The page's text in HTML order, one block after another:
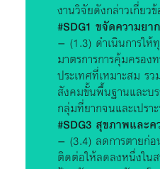
งานวิจัยดังกล่าวเกี่ยว
#SDG1 ขจัดความยา
– (1.3) ดำเนินการให้
มาตรการการคุ้มครอง
ประเทศที่เหมาะสม ร
สังคมขั้นพื้นฐานและบ
กลุ่มที่ยากจนและเปร
#SDG3 สุขภาพและ
– (3.4) ลดการตายก่อ
ติดต่อให้ลดลงหนึ่งใน